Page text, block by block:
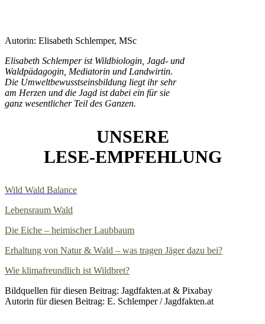
Autorin: Elisabeth Schlemper, MSc
Elisabeth Schlemper ist Wildbiologin, Jagd- und
Waldpädagogin, Mediatorin und Landwirtin.
Die Umweltbewusstseinsbildung liegt ihr sehr
am Herzen und die Jagd ist dabei ein für sie
ganz wesentlicher Teil des Ganzen.
UNSERE
LESE-EMPFEHLUNG
Wild Wald Balance
Lebensraum Wald
Die Eiche – heimischer Laubbaum
Erhaltung von Natur & Wald – was tragen Jäger dazu bei?
Wie klimafreundlich ist Wildbret?
Bildquellen für diesen Beitrag: Jagdfakten.at & Pixabay
Autorin für diesen Beitrag: E. Schlemper / Jagdfakten.at